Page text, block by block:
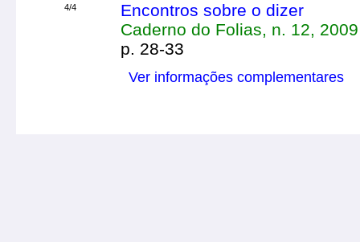
4/4
Encontros sobre o dizer
Caderno do Folias, n. 12, 2009
p. 28-33
Ver informações complementares